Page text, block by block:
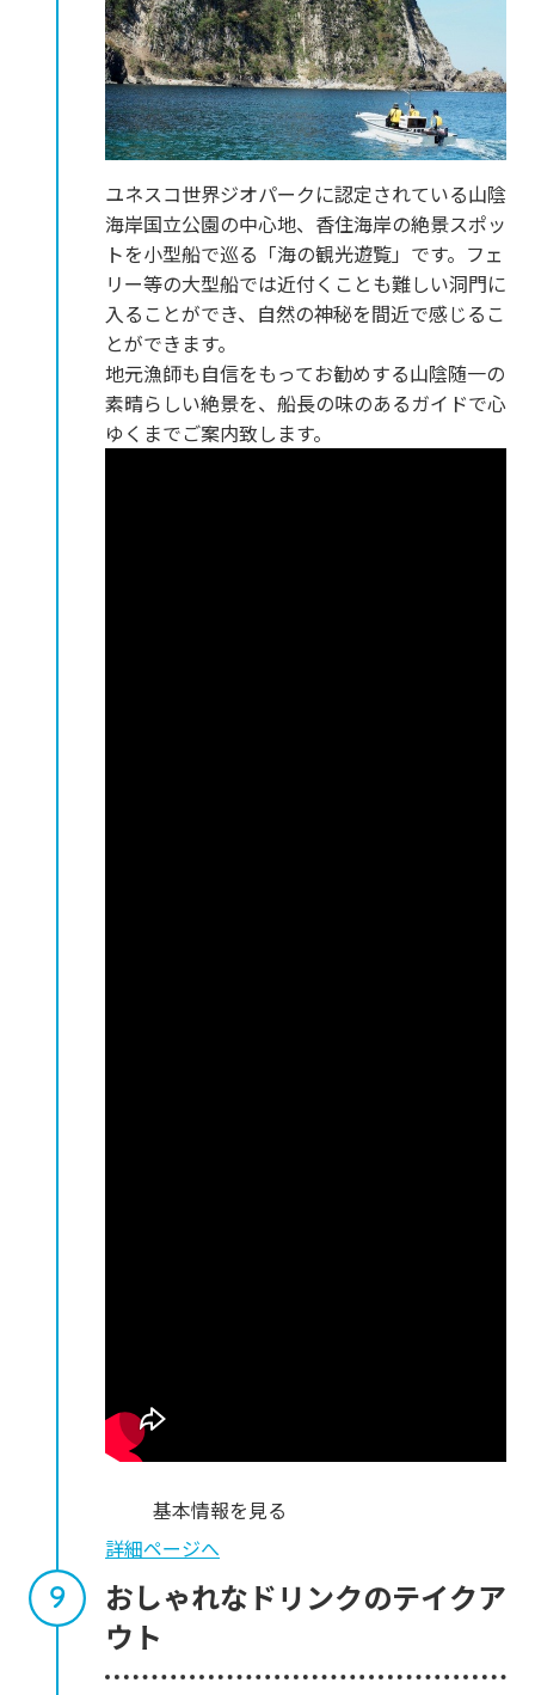
ユネスコ世界ジオパークに認定されている山陰
海岸国立公園の中心地、香住海岸の絶景スポッ
トを小型船で巡る「海の観光遊覧」です。フェ
リー等の大型船では近付くことも難しい洞門に
入ることができ、自然の神秘を間近で感じるこ
とができます。
地元漁師も自信をもってお勧めする山陰随一の
素晴らしい絶景を、船長の味のあるガイドで心
ゆくまでご案内致します。
基本情報を見る
詳細ページへ
おしゃれなドリンクのテイクア
ウト